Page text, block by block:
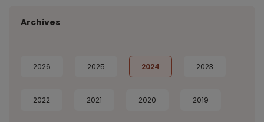
Archives
2026 2025 2024 2023
2022 2021 2020 2019